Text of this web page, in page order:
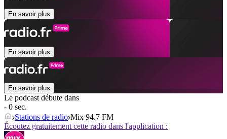
En savoir plus
En savoir plus
En savoir plus
Le podcast débute dans
- 0 sec.
Stations de radio Mix 94.7 FM
Écoutez gratuitement cette radio dans l'application :